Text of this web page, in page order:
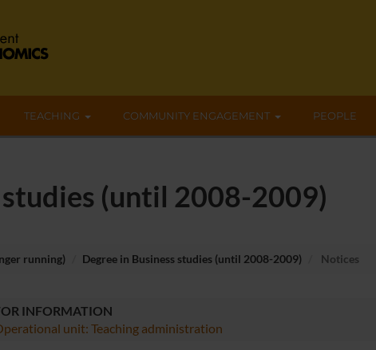
TEACHING COMMUNITY ENGAGEMENT PEOPLE
studies (until 2008-2009)
running) Degree in Business studies (until 2008-2009) Notices
INFORMATION
unit: Teaching administration